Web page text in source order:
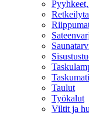
Taulut
Työkalut
Viltit ja